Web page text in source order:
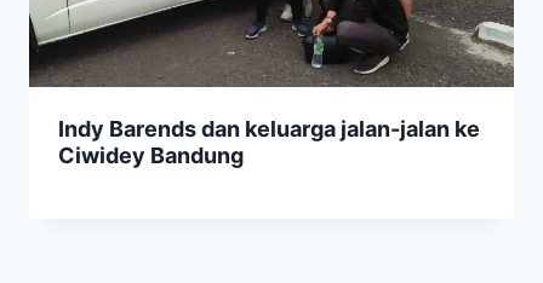
Indy Barends dan keluarga jalan-jalan ke
Ciwidey Bandung